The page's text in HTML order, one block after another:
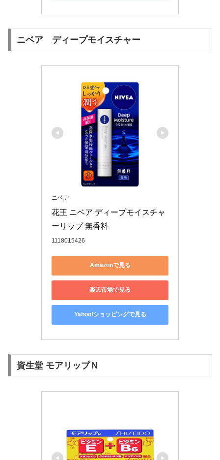
ニベア ディープモイスチャー
ニベア
花王 ニベア ディープモイスチャ
ーリップ 無香料
1118015426
Amazonで見る
楽天市場で見る
Yahoo!ショッピングで見る
資生堂 モアリップＮ